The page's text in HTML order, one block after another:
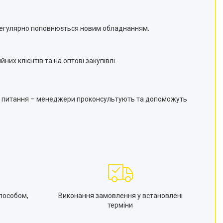
поповнюється новим обладнанням.
клієнтів та на оптові закупівлі.
питання – менеджери проконсультують та допоможуть
Виконання замовлення у встановлені
терміни